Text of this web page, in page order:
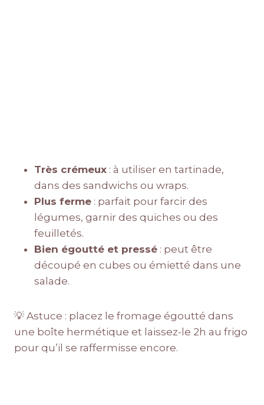
Très crémeux : à utiliser en tartinade,
dans des sandwichs ou wraps.
Plus ferme : parfait pour farcir des
légumes, garnir des quiches ou des
feuilletés.
Bien égoutté et pressé : peut être
découpé en cubes ou émietté dans une
salade.
💡 Astuce : placez le fromage égoutté dans
une boîte hermétique et laissez-le 2h au frigo
pour qu’il se raffermisse encore.